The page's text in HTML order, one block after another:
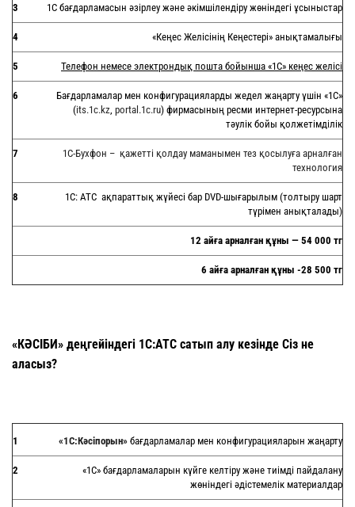
3 1С бағдарламасын әзірлеу және әкімшілендіру жөніндегі ұсыныстар
4 «Кеңес Желісінің Кеңестері» анықтамалығы
5 Телефон немесе электрондық пошта бойынша «1С» кеңес желісі
6
Бағдарламалар мен конфигурацияларды жедел жаңарту үшін «1С»
(its.1c.kz portal.1c.ru) фирмасының ресми интернет-ресурсына
тәулік бойы қолжетімділік
7
1С-Бухфон – қажетті қолдау маманымен тез қосылуға арналған
технология
8
1С: АТС ақпараттық жүйесі бар DVD-шығарылым (толтыру шарт
түрімен анықталады)
12 айға арналған құны — 54 000 тг
6 айға арналған құны -28 500 тг
«КӘСІБИ» деңгейіндегі 1С:АТС сатып алу кезінде Сіз не
аласыз?
1 «1С:Кәсіпорын» бағдарламалар мен конфигурацияларын жаңарту
2
«1С» бағдарламаларын күйге келтіру және тиімді пайдалану
жөніндегі әдістемелік материалдар